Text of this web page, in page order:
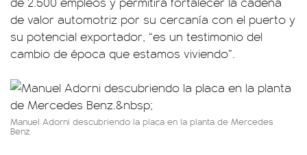
de valor automotriz por su cercanía con el puerto y
su potencial exportador, “es un testimonio del
cambio de época que estamos viviendo”.
Manuel Adorni descubriendo la placa en la planta de Mercedes
Benz.